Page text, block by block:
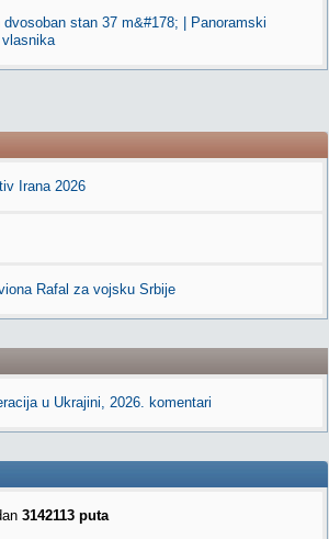
stan 37 m&#178; | Panoramski
Irana 2026
Rafal za vojsku Srbije
u Ukrajini, 2026. komentari
3142113 puta